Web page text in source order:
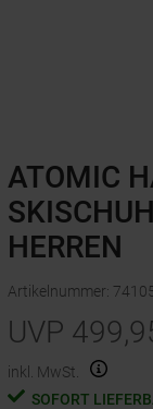
ATOMIC
HERREN
Artikelnummer:
UVP
inkl. MwSt.
SOFORT